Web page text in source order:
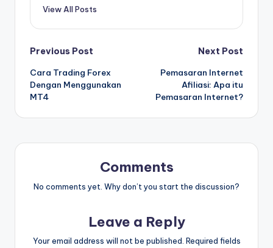
View All Posts
Post
navigation
Previous Post
Cara Trading Forex
Dengan Menggunakan
MT4
Next Post
Pemasaran Internet
Afiliasi: Apa itu
Pemasaran Internet?
Comments
No comments yet. Why don’t you start the discussion?
Leave a Reply
Your email address will not be published. Required fields